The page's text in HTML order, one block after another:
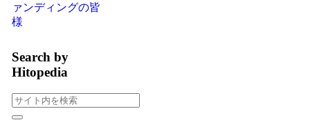
ァンディングの皆
様
Search by
Hitopedia